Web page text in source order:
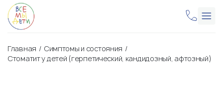
Главная
Симптомы и состояния
Стоматит у детей (герпетический, кандидозный, афтозный)